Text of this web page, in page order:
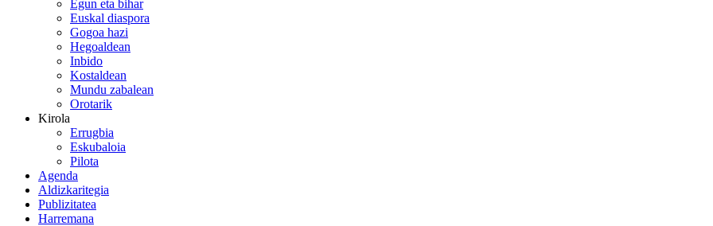
Egun eta bihar
Euskal diaspora
Gogoa hazi
Hegoaldean
Inbido
Kostaldean
Mundu zabalean
Orotarik
Kirola
Errugbia
Eskubaloia
Pilota
Agenda
Aldizkaritegia
Publizitatea
Harremana